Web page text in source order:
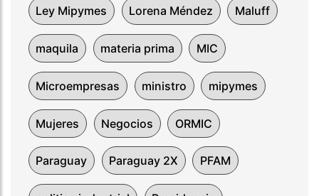
Ley Mipymes Lorena Méndez Maluff
maquila materia prima MIC
Microempresas ministro mipymes
Mujeres Negocios ORMIC
Paraguay Paraguay 2X PFAM